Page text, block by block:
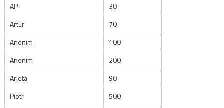
AP
30
Artur
70
Anonim
100
Anonim
200
Arleta
90
Piotr
500